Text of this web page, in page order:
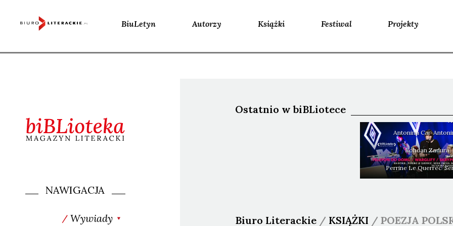
BiuLetyn Autorzy Książki Festiwal Projekty
NAWIGACJA
Wywiady
Ostatnio w biBLiotece
Antonina Car
BohdanZadura
PerrineLe Querrec
Biuro Literackie / KSIĄŻKI /POEZJA